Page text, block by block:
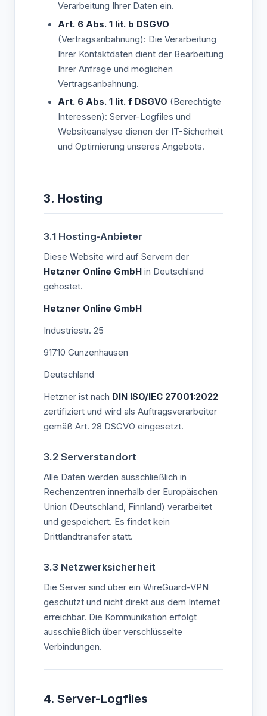
Verarbeitung Ihrer Daten ein.
Art. 6 Abs. 1 lit. b DSGVO
(Vertragsanbahnung): Die Verarbeitung
Ihrer Kontaktdaten dient der Bearbeitung
Ihrer Anfrage und möglichen
Vertragsanbahnung.
Art. 6 Abs. 1 lit. f DSGVO (Berechtigte
Interessen): Server-Logfiles und
Websiteanalyse dienen der IT-Sicherheit
und Optimierung unseres Angebots.
3. Hosting
3.1 Hosting-Anbieter
Diese Website wird auf Servern der
Hetzner Online GmbH in Deutschland
gehostet.
Hetzner Online GmbH
Industriestr. 25
91710 Gunzenhausen
Deutschland
Hetzner ist nach DIN ISO/IEC 27001:2022
zertifiziert und wird als Auftragsverarbeiter
gemäß Art. 28 DSGVO eingesetzt.
3.2 Serverstandort
Alle Daten werden ausschließlich in
Rechenzentren innerhalb der Europäischen
Union (Deutschland, Finnland) verarbeitet
und gespeichert. Es findet kein
Drittlandtransfer statt.
3.3 Netzwerksicherheit
Die Server sind über ein WireGuard-VPN
geschützt und nicht direkt aus dem Internet
erreichbar. Die Kommunikation erfolgt
ausschließlich über verschlüsselte
Verbindungen.
4. Server-Logfiles